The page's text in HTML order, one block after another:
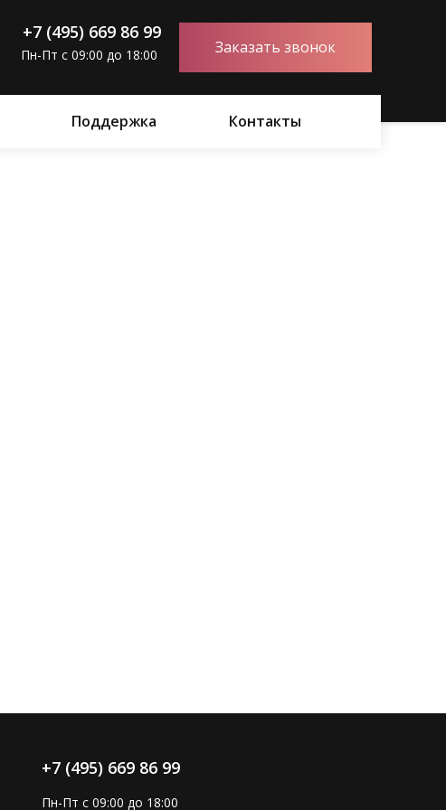
+7 (495) 669 86 99
Пн-Пт с 09:00 до 18:00 Заказать звонок
Поддержка Контакты
+7 (495) 669 86 99
Пн-Пт с 09:00 до 18:00